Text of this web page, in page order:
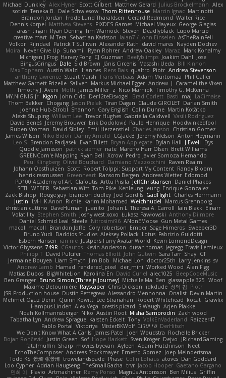
Michael Dunkley Alex Hyner Scott Gilbert Matthew Gerard Julius Brockelmann Alex
sotiris Teneka B. Dale Schwiesow Thom Rittenhouse Marcin Ignac Martinotti
Brandon Jordan Frode Lund Tharaldsen Gerard Redmond Walter Rice
Dennis Korpel Matthew Stevens PIXDES Games Michael Mayeux George Giagias
arash tirgari Ryan Dening Tim Warnock Steven Deadlyblack Lupo Marcio
creative mart M Tera Sebastian Karlsson Iaian7 / John Einselen AsTheRainFell
Volkor Rijndael Patrick T Sullivan Alexander Rath david mares Nayden Dochev
Moira
Never Give Up Sunamii Ryan Rohrer Andrew Oakley Maraz
Mark Kohalmy
Michigan J Frog Harvey Fong CJ Guzman Beefyblimps Joakim Dahl Jose
BingusGringus Dale Sid Brown Jānis Circenis Masashi Ueda
Bill Kinnon
Max Topham Austin Walzl Hannes Rens Bais qualtro Piotr Andrew Stevenson
anthony lawrence Stuart Marsh Frans Verbaas Adam Murtomaa Phil Galler
Matthew Garnett-Frizelle Saliven Markus Michael Egger Andrew J Caramel the Vixen
Timothy J. Aveni Moth James Miller z Nico Marniok Timothy G. McKenna
MY.NIGNIG Jr.
Kigon John Cido Der12teEisvogel Brad Corlett Basti maj LaCimaise
Thom Bakker Chogang Jason Pielak Tiran Dagan Claude GIROLET Darian Smith
Joenne Hub-Strobl Shannon Gary English Colin Dunne Martin Koťátko
Alexis Shuping William Lee Trevor Hughes Gabriella Caldwell Vasili Rodriguez
David Beneš Jeremy Brouwer Erik Dodolović Paulo Henrique Hoodwinkedfool
Ruben Vroman David Sibley Emil Herzenstiel Charles Janson Christian Gomez
James Wilson Niko Bidoli Danny Arnold CGJackB Jeremy Nelson Anton Heymann
Leo S Brendon Padjasek Evan Tillett Bryan Applegate Dylan Hall J Ewell
Dys
Quddle Jameson patrick siemer nate Mareno Harr Olsen Brett Williams
GREENCom'e Mapping Ryan Bell Xcrow Pedro Javier Somoza Hernando
Paul Klingberg Olivié Bouchard Damiano Mazzocchini Raven Realm
Johann Oosthuizen Scott Robert Tolppi: Support My Content Randy Bloom
henrik rasmussen Greenheart Ransom Bergen Andreas Wetter Edomod
PD100 Academy of Art Clafoutis Arttu Piisila JeffChristiansen Daniel Phakos
SETH WEBER Sebastian Witt Tom Pike Kenleung Leung Enrique Gonzalez
Zack Bishop
Rouge guy brandon dudley Joel Gordils GadFlight Charles Herrmann
Justin
LvH K Anon Richie Karim Mohamed Weichnudel
Marcus Grennborg
christian cuttino DaveHuman juanito Johan L Theresa A. Carroll Iain Black Einarr
Volatility Stephen Smith joshy west xoxo Łukasz Pawłowski Anthony Dilmore
Daniel Schmid Leal Steele Nitrosimi96 ANonEMoose Gun Metal Games
macoll macoll
Brandon Joffe Cory robertson Ember Sage Himeros Sweeper3D
Bruno Yudi Daddios Studios Aleksey Pollack Lotus Fabrizio Guidotti
Esbern Hansen ran nie Justper's Furry Avatar World Kevin LomondDesign
Victor Ghyssens 749R CGautos Kevin Anderson dusan tomas Jegregg Travis Lemieux
Philipp T David Pulcifer Thomas Elliott John Gutwin Sara Tarr Shay CT
Jermaine Bouyea Liam Smyth Jim Bob Michael Loh doctor25th Larry Jenkins sv
Andrew Lamb Hamad rendered_pixel der_mihi Worked Wood Alan Figg
Matias Dubos BigWhiteLion Karolina En David Curiel alec1025
BeepCodeMusic
Ben Granger Bruno Simon (Three.js Journey) Michelle Ma Ben glassapple 325 Woof
Maxime Detournière Rayscaper Chris Dickson idkdude 성익 김 Piotr
JSR Production house Dustin Pettegrew Alessandro Mennonna Onalist Devin Martin
Mehmet Oguz Derin
Quinn Kowitt Lee Stranahan Robert Whitehead kocat Grawlix
Hampus Linden Alex Vega orestis picard S Waugh Arjen Plakke
Noah Kollmannsberger Niko Austin Root Misha Samorodin Zach wood
Tabatha Lyn Andrew Sprague Karsten Eckelt Tony VolkEnVaderland Raizzer47
Pablo Portal Viktoriya MisterBKWolf שי יעקוב DerHitsch
We Don't Know What A Car Is James Patel Joeri Woudstra Rochelle Bricker
Bojan Rončević
Justin Green Sof Hope Hackett Sven Kröger Dejvo
JRichardGaming
fatalmuffin Sharp movies byevan Ayleen Adam Hutchinson Neet
EchoTheComposer Andreas Stockmayer Ernesto Gomez Joep Meindertsma
Todd KS 景琦 张景琦 trowelandspade Phase Colin Lohaus atoves Dan Goddard
Loo Cypher Adrian Haugseng TheSmallGacha trvr Jacob Hooper Gaetano Gargano
민희 이
Flavio Artmachiner Remy Ponso Magnús Antonsson Ben Milius Griffin